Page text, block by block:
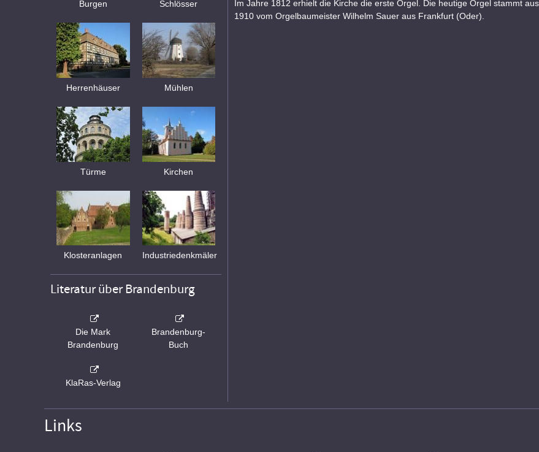
Im Jahre 1812 erhielt die Kirche die erste Orgel. Die heutige Orgel stammt
1910 vom Orgelbaumeister Wilhelm Sauer aus Frankfurt (Oder).
Burgen Schlösser
Herrenhäuser Mühlen
Türme Kirchen
Klosteranlagen Industriedenkmäler
Literatur über Brandenburg
Die Mark
Brandenburg
Brandenburg-
Buch
KlaRas-Verlag
Links